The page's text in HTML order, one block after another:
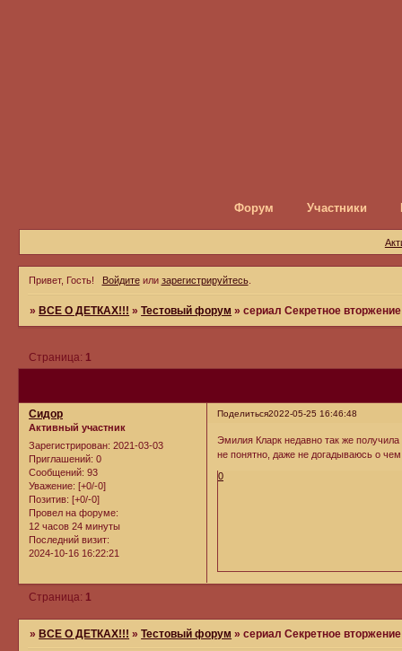
Форум Участники
Привет, Гость! Войдитеили зарегистрируйтесь.
» ВСЕ О ДЕТКАХ!!! »Тестовый форум »сериал Секретное вторжение
Страница: 1
Поделиться2022-05-25 16:46:48
Сидор
Активный участник
Зарегистрирован: 2021-03-03
Приглашений: 0
Сообщений: 93
Уважение: [+0/-0]
Позитив: [+0/-0]
Провел на форуме:
12 часов 24 минуты
Последний визит:
2024-10-16 16:22:21
Эмилия Кларк недавно так же
не понятно, даже не догадываюсь о
0
Страница: 1
» ВСЕ О ДЕТКАХ!!! »Тестовый форум »сериал Секретное вторжение